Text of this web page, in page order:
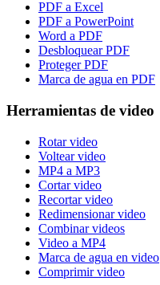
PDF a Excel
PDF a PowerPoint
Word a PDF
Desbloquear PDF
Proteger PDF
Marca de agua en PDF
Herramientas de video
Rotar video
Voltear video
MP4 a MP3
Cortar video
Recortar video
Redimensionar video
Combinar videos
Video a MP4
Marca de agua en video
Comprimir video